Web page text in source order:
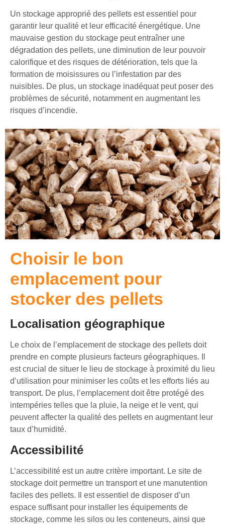
Un stockage approprié des pellets est essentiel pour
garantir leur qualité et leur efficacité énergétique. Une
mauvaise gestion du stockage peut entraîner une
dégradation des pellets, une diminution de leur pouvoir
calorifique et des risques de détérioration, tels que la
formation de moisissures ou l’infestation par des
nuisibles. De plus, un stockage inadéquat peut poser des
problèmes de sécurité, notamment en augmentant les
risques d’incendie.
Choisir le bon
emplacement pour
stocker des pellets
Localisation géographique
Le choix de l’emplacement de stockage des pellets doit
prendre en compte plusieurs facteurs géographiques. Il
est crucial de situer le lieu de stockage à proximité du lieu
d’utilisation pour minimiser les coûts et les efforts liés au
transport. De plus, l’emplacement doit être protégé des
intempéries telles que la pluie, la neige et le vent, qui
peuvent affecter la qualité des pellets en augmentant leur
taux d’humidité.
Accessibilité
L’accessibilité est un autre critère important. Le site de
stockage doit permettre un transport et une manutention
faciles des pellets. Il est essentiel de disposer d’un
espace suffisant pour installer les équipements de
stockage, comme les silos ou les conteneurs, ainsi que